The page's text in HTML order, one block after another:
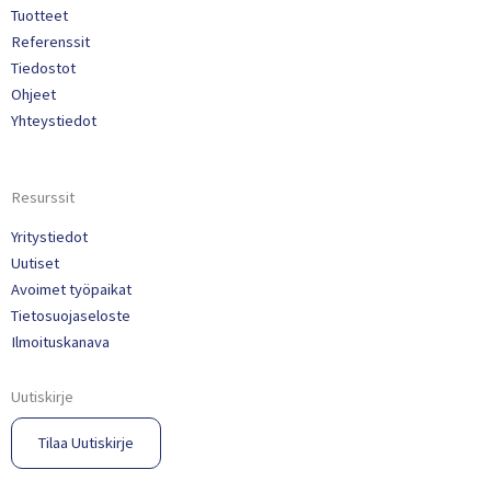
Tuotteet
Referenssit
Tiedostot
Ohjeet
Yhteystiedot
Resurssit
Yritystiedot
Uutiset
Avoimet työpaikat
Tietosuojaseloste
Ilmoituskanava
Uutiskirje
Tilaa Uutiskirje​